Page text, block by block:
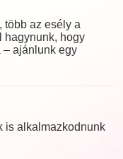
több az esély a
hagynunk, hogy
– ajánlunk egy
is alkalmazkodnunk